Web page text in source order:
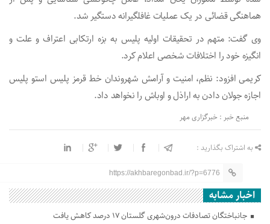
هماهنگی قضائی در یک عملیات غافلگیرانه دستگیر شد.
وی گفت: متهم در تحقیقات اولیه پلیس به بزه ارتکابی اعتراف و علت و
انگیزه خود را اختلافات شخصی اعلام کرد.
کریمی افزود: نظم، امنیت و آرامش شهروندان خط قرمز پلیس استو پلیس
اجازه جولان دادن به اراذل و اوباش را نخواهد داد.
منبع خبر : خبرگزاری مهر
به اشتراک بگذارید :
https://akhbaregonbad.ir/?p=6776
اخبار مشابه
جانباختگان تصادفات درون‌شهری گلستان ۱۷ درصد کاهش یافت